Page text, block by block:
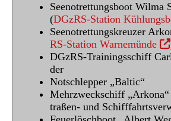
Seenotrettungsboot Wilma
(DGzRS-Station
Seenotrettungskreuzer
RS-Station Warnemünde(Ö
f
e
t
DGzRS-Trainingsschiff
der
Notschlepper „Baltic“
Mehrzweckschiff „Arkona“
traßen- und